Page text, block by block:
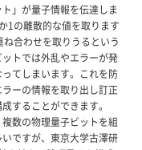
」が量子情報を伝達しま
1の離散的な値を取ります
合わせを取りうるという
トでは外乱やエラーが発
てしまいます。これを防
ーの情報を取り出し訂正
することができます。
数の物理量子ビットを組
ですが、東京大学古澤研